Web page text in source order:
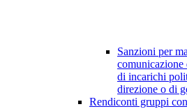
Sanzioni per
comunicazione
di incarichi
direzione o di
Rendiconti gruppi